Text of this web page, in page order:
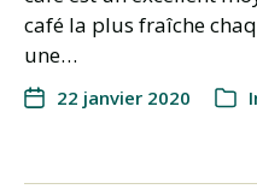
café la plus fraîche
une…
22 janvier 2020